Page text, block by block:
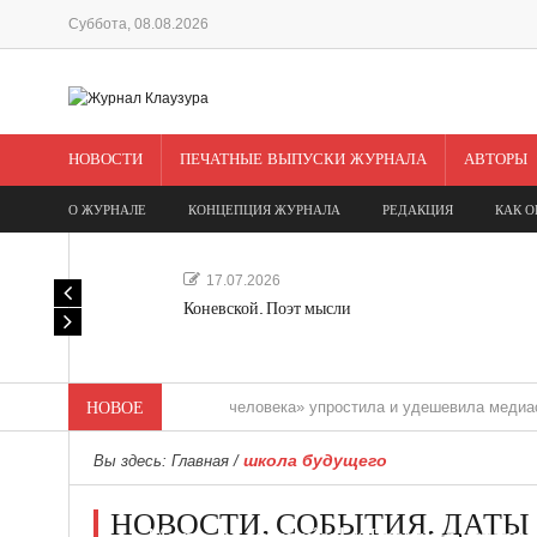
Суббота, 08.08.2026
НОВОСТИ ПЕЧАТНЫЕ ВЫПУСКИ ЖУРНАЛА АВТОРЫ
О ЖУРНАЛЕ КОНЦЕПЦИЯ ЖУРНАЛА РЕДАКЦИЯ КАК
17.07.2026
Коневской. Поэт мысли
НОВОЕ
«Редакция одного человека» упростила и удешевила
Вы здесь: Главная/ школа будущего
НОВОСТИ. СОБЫТИЯ. ДАТЫ